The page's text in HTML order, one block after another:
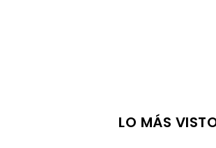
LO MÁS